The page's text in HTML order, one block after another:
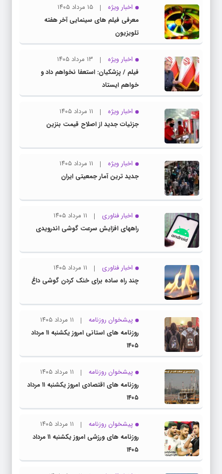
اخبار ویژه
۱۵ مرداد ۱۴۰۵
معرفی فیلم های سینمایی آخر هفته
تلویزیون
اخبار ویژه
۱۳ مرداد ۱۴۰۵
فیلم / پزشکیان: استعفا نخواهم داد و
خواهم ایستاد
اخبار ویژه
۱۱ مرداد ۱۴۰۵
جزئیات جدید از اصلاح قیمت بنزین
اخبار ویژه
۱۱ مرداد ۱۴۰۵
جدید ترین آمار جمعیتی ایران
اخبار فناوری
۱۱ مرداد ۱۴۰۵
راههای افزایش سرعت گوشی اندرویدی
اخبار فناوری
۱۱ مرداد ۱۴۰۵
چند راه‌ ساده برای خنک کردن گوشی داغ
پیشخوان روزنامه
۱۱ مرداد ۱۴۰۵
روزنامه های استانی امروز یکشنبه ۱۱ مرداد
۱۴۰۵
پیشخوان روزنامه
۱۱ مرداد ۱۴۰۵
روزنامه های اقتصادی امروز یکشنبه ۱۱ مرداد
۱۴۰۵
پیشخوان روزنامه
۱۱ مرداد ۱۴۰۵
روزنامه های ورزشی امروز یکشنبه ۱۱ مرداد
۱۴۰۵